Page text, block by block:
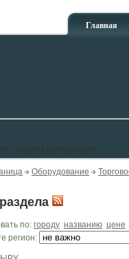
Главная
Оборудование
по: городу названию цене
регион: